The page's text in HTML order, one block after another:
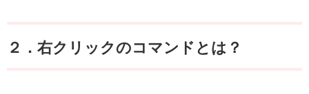
２．右クリックのコマンドとは？